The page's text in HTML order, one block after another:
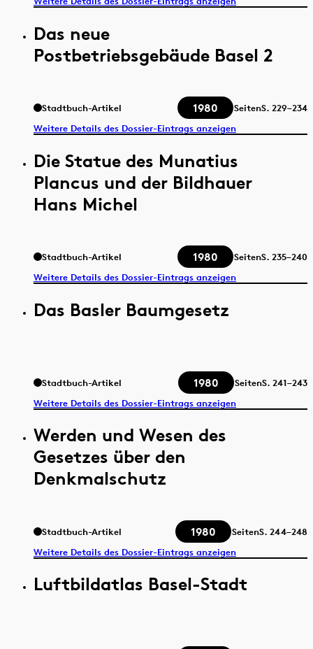
Das neue
Postbetriebsgebäude Basel 2
Stadtbuch-Artikel 1980 SeitenS. 229–234
Weitere Details des Dossier-Eintrags anzeigen
Die Statue des Munatius
Plancus und der Bildhauer
Hans Michel
Stadtbuch-Artikel 1980 SeitenS. 235–240
Weitere Details des Dossier-Eintrags anzeigen
Das Basler Baumgesetz
Stadtbuch-Artikel 1980 SeitenS. 241–243
Weitere Details des Dossier-Eintrags anzeigen
Werden und Wesen des
Gesetzes über den
Denkmalschutz
Stadtbuch-Artikel 1980 SeitenS. 244–248
Weitere Details des Dossier-Eintrags anzeigen
Luftbildatlas Basel-Stadt